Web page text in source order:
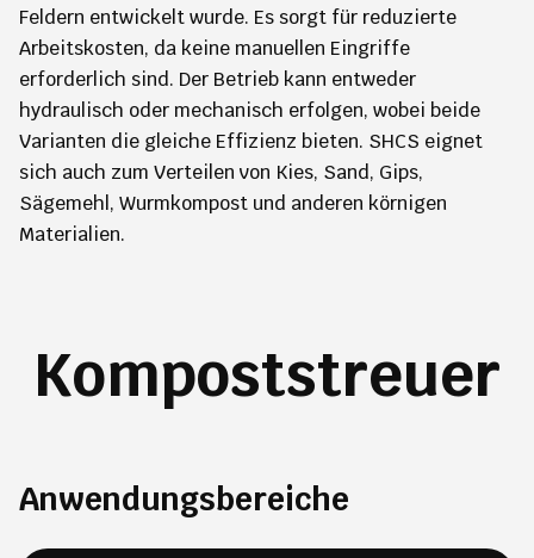
Feldern entwickelt wurde. Es sorgt für reduzierte
Arbeitskosten, da keine manuellen Eingriffe
erforderlich sind. Der Betrieb kann entweder
hydraulisch oder mechanisch erfolgen, wobei beide
Varianten die gleiche Effizienz bieten. SHCS eignet
sich auch zum Verteilen von Kies, Sand, Gips,
Sägemehl, Wurmkompost und anderen körnigen
Materialien.
Kompoststreuer
Anwendungsbereiche